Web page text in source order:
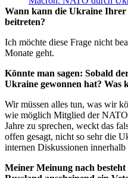
Wann kann die Ukraine
beitreten?
Ich möchte diese Frage nicht
Monate geht.
Könnte man sagen: Sobald
Ukraine gewonnen hat? Was
Wir müssen alles tun, was wir
wie möglich Mitglied der
Jahre zu sprechen, weckt das
offen gesagt, nicht so sehr die
internen Diskussionen
Meiner Meinung nach